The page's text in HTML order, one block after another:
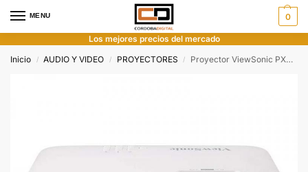
MENU 0
Los mejores precios del mercado
Inicio
/ AUDIO Y VIDEO / PROYECTORES / Proyector ViewSonic PX701-4K 3.200 Lumens